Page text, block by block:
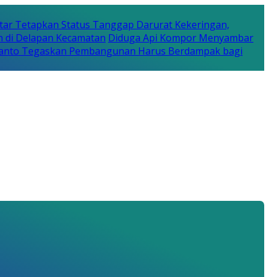
Tetapkan Status Tanggap Darurat Kekeringan,
Delapan Kecamatan Diduga Api Kompor Menyambar
Tegaskan Pembangunan Harus Berdampak bagi